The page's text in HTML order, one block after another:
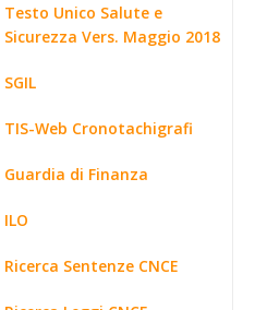
Testo Unico Salute e
Sicurezza Vers. Maggio 2018
SGIL
TIS-Web Cronotachigrafi
Guardia di Finanza
ILO
Ricerca Sentenze CNCE